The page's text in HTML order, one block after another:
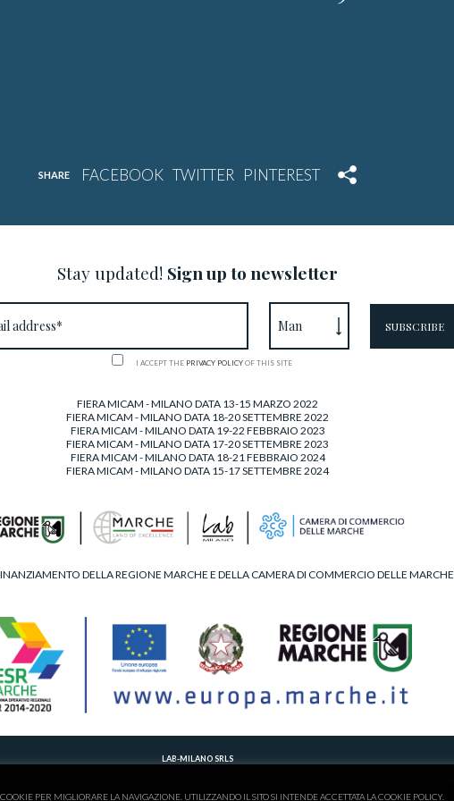
SHARE
Stay updated! Sign up to newsletter
I ACCEPT THE PRIVACY POLICY OF THIS SITE
FIERA MICAM - MILANO DATA 13-15 MARZO 2022
FIERA MICAM - MILANO DATA 18-20 SETTEMBRE 2022
FIERA MICAM - MILANO DATA 19-22 FEBBRAIO 2023
FIERA MICAM - MILANO DATA 17-20 SETTEMBRE 2023
FIERA MICAM - MILANO DATA 18-21 FEBBRAIO 2024
FIERA MICAM - MILANO DATA 15-17 SETTEMBRE 2024
DELLA REGIONE MARCHE E DELLA CAMERA DI COMMERCIO DELLE MARCHE
LAB-MILANO SRLS
CONTRIBUTI INCASSATI NEL 2021
PER MIGLIORARE LA NAVIGAZIONE. UTILIZZANDO IL SITO SI INTENDE ACCETTATA LA COOKIE POLICY.